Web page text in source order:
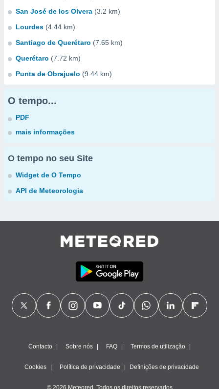
San José de los Olvera (3.2 km)
Lourdes (4.44 km)
Santiago de Querétaro (7.65 km)
Querétaro (7.72 km)
Punta de Obrajuelo (9.44 km)
O tempo...
PDF
mais informações
O tempo no seu Site
Widget de O Tempo
API de Meteorologia
Contacto Sobre nós FAQ Termos de utilização
Cookies Política de privacidade Definições de privacidade
© 2026 Meteored. Todos os direitos reservados